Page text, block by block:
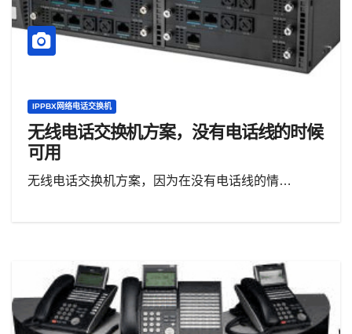
IPPBX网络电话交换机
无线电话交换机方案，没有电话线的时候
可用
无线电话交换机方案，因为在没有电话线的情…